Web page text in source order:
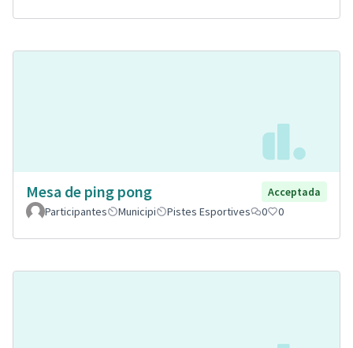
Mesa de ping pong
Acceptada
Participantes
Municipi Pistes Esportives 0 0